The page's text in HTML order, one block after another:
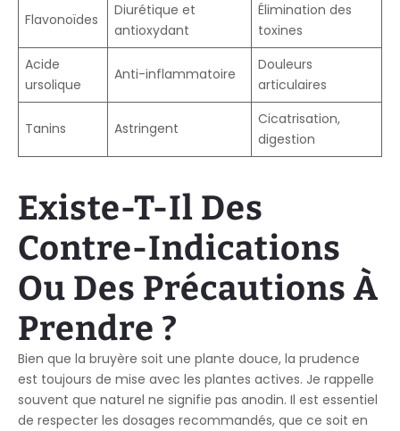
Flavonoïdes
Diurétique et
antioxydant
Élimination des
toxines
Acide
ursolique
Anti-inflammatoire
Douleurs
articulaires
Tanins Astringent
Cicatrisation,
digestion
Existe-T-Il Des
Contre-Indications
Ou Des Précautions À
Prendre ?
Bien que la bruyère soit une plante douce, la prudence
est toujours de mise avec les plantes actives. Je rappelle
souvent que naturel ne signifie pas anodin. Il est essentiel
de respecter les dosages recommandés, que ce soit en